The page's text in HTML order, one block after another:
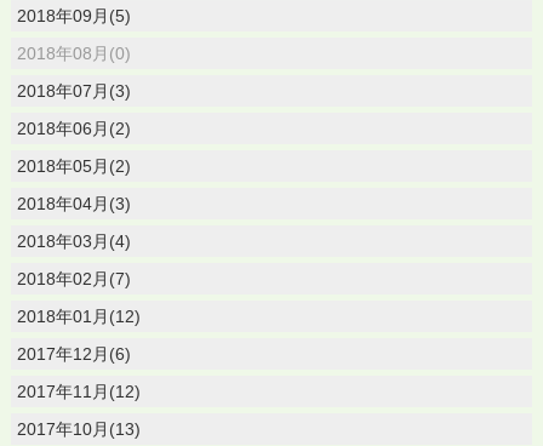
2018年09月(5)
2018年08月(0)
2018年07月(3)
2018年06月(2)
2018年05月(2)
2018年04月(3)
2018年03月(4)
2018年02月(7)
2018年01月(12)
2017年12月(6)
2017年11月(12)
2017年10月(13)